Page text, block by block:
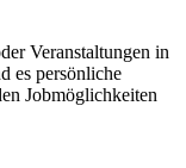
Veranstaltungen in
es persönliche
Jobmöglichkeiten